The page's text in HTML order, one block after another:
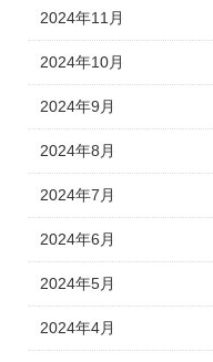
2024年11月
2024年10月
2024年9月
2024年8月
2024年7月
2024年6月
2024年5月
2024年4月